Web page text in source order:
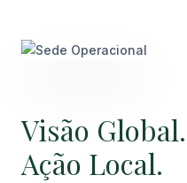
Visão Global.
Ação Local.